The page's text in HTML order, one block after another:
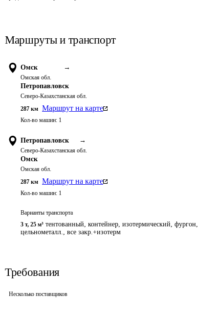
Маршруты и транспорт
Омск →
Омская обл.
Петропавловск
Северо-Казахстанская обл.
287 км Маршрут на карте
Кол-во машин: 1
Петропавловск →
Северо-Казахстанская обл.
Омск
Омская обл.
287 км Маршрут на карте
Кол-во машин: 1
Варианты транспорта
3 т, 25 м³ тентованный, контейнер, изотермический, фургон,
цельнометалл., все закр.+изотерм
Требования
Несколько поставщиков